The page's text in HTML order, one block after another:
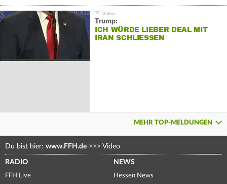
Trump:
ICH WÜRDE LIEBER DEAL MIT
IRAN SCHLIESSEN
MEHR TOP-MELDUNGEN
Du bist hier: www.FFH.de >>> Video
RADIO
FFH Live
NEWS
Hessen News